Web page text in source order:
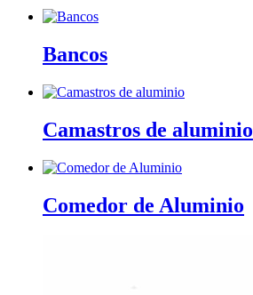
Bancos
Camastros de aluminio
Comedor de Aluminio